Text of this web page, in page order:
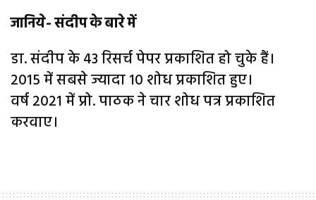
जानिये- संदीप के बारे में
डा. संदीप के 43 रिसर्च पेपर प्रकाशित हो चुके हैं।
2015 में सबसे ज्यादा 10 शोध प्रकाशित हुए।
वर्ष 2021 में प्रो. पाठक ने चार शोध पत्र प्रकाशित
करवाए।